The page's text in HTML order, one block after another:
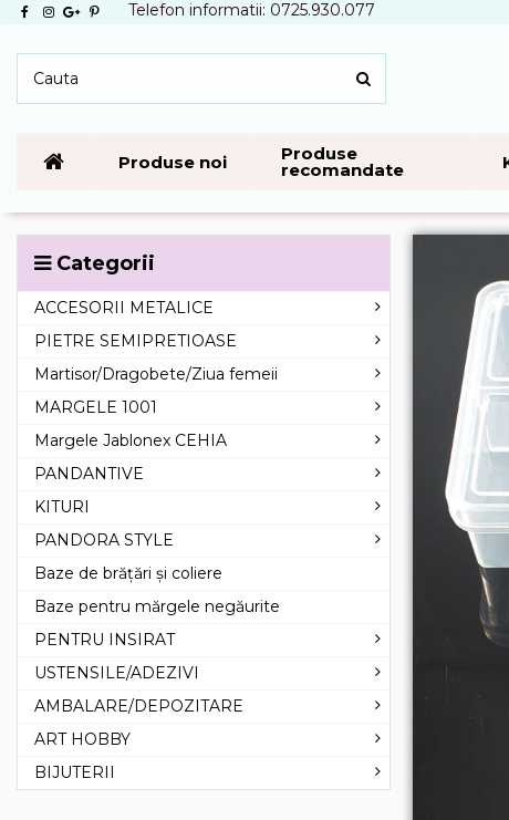
Telefon informatii: 0725.930.077
Produse noi Produse
recomandate
Categorii
ACCESORII METALICE
PIETRE SEMIPRETIOASE
Martisor/Dragobete/Ziua femeii
MARGELE 1001
Margele Jablonex CEHIA
PANDANTIVE
KITURI
PANDORA STYLE
Baze de brățări și coliere
Baze pentru mărgele negăurite
PENTRU INSIRAT
USTENSILE/ADEZIVI
AMBALARE/DEPOZITARE
ART HOBBY
BIJUTERII